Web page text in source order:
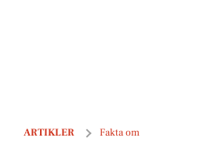
ARTIKLER Fakta om
Huspriserne går op i Varde Kommune